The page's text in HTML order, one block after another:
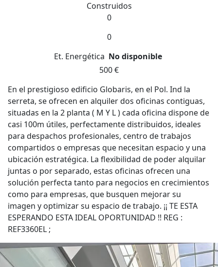
Construidos
0
0
Et. Energética No disponible
500 €
En el prestigioso edificio Globaris, en el Pol. Ind la
serreta, se ofrecen en alquiler dos oficinas contiguas,
situadas en la 2 planta ( M Y L ) cada oficina dispone de
casi 100m útiles, perfectamente distribuidos, ideales
para despachos profesionales, centro de trabajos
compartidos o empresas que necesitan espacio y una
ubicación estratégica. La flexibilidad de poder alquilar
juntas o por separado, estas oficinas ofrecen una
solución perfecta tanto para negocios en crecimientos
como para empresas, que busquen mejorar su
imagen y optimizar su espacio de trabajo. ¡¡ TE ESTA
ESPERANDO ESTA IDEAL OPORTUNIDAD !! REG :
REF3360EL ;